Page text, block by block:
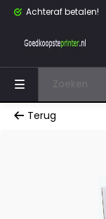
Achteraf betalen!
Terug